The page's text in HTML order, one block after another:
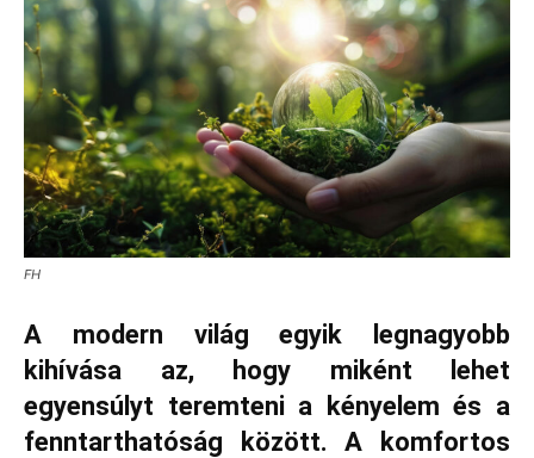
FH
A modern világ egyik legnagyobb
kihívása az, hogy miként lehet
egyensúlyt teremteni a kényelem és a
fenntarthatóság között. A komfortos